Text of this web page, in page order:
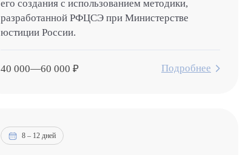
его создания с использованием методики,
разработанной РФЦСЭ при Министерстве
юстиции России.
40 000—60 000 ₽ Подробнее
8 – 12 дней